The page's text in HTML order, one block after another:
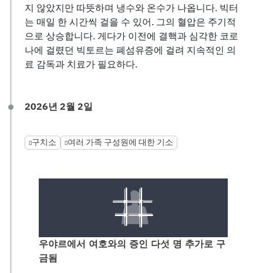
지 않았지만 따뜻하며 냉수와 온수가 나옵니다. 빅터
는 매일 한 시간씩 걸을 수 있어. 그의 혈압은 주기적
으로 상승합니다. 게다가 이전에 결핵과 심각한 코로
나에 걸렸던 빅토르는 폐섬유증에 걸려 지속적인 의
료 감독과 치료가 필요하다.
2026년 2월 2일
구치소 여러 가족 구성원에 대한 기소
우야르에서 여호와의 증인 다섯 명 추가로 구
금됨